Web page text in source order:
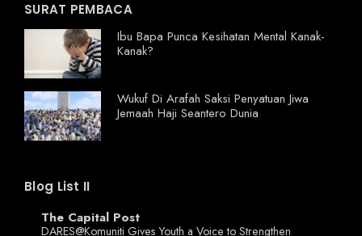
SURAT PEMBACA
Ibu Bapa Punca Kesihatan Mental Kanak-
Kanak?
Wukuf Di Arafah Saksi Penyatuan Jiwa
Jemaah Haji Seantero Dunia
Blog List II
The Capital Post
DARES@Komuniti Gives Youth a Voice to Strengthen